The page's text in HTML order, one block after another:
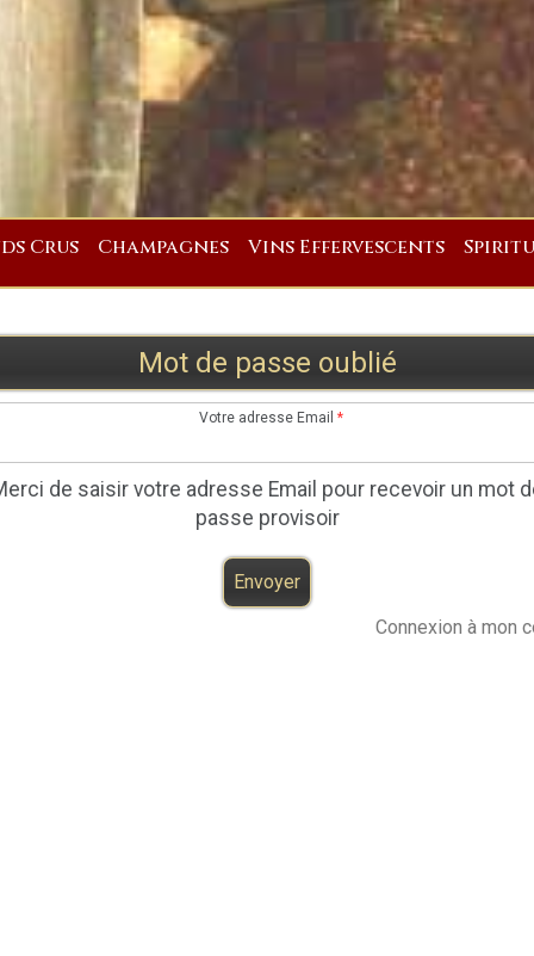
Crus Champagnes Vins Effervescents
Mot de passe oublié
Votre adresse Email *
de saisir votre adresse Email pour recevoir un mot
passe provisoir
Envoyer
Connexion à mon